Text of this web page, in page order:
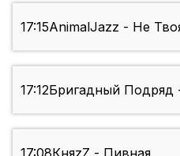
17:15AnimalJazz - Не
17:12Бригадный Подряд